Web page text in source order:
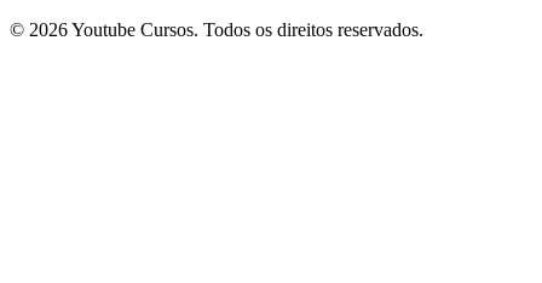
© 2026 Youtube Cursos. Todos os direitos reservados.